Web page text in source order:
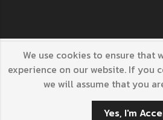
GGK; {2025} byGGK All
We use cookies to ensure that
experience on our website. If you
we will assume that you
Yes, I'm